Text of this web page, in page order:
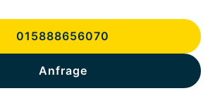
015888656070
Anfrage